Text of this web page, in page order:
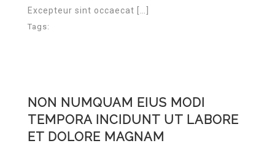
Excepteur sint occaecat […]
Tags:
NON NUMQUAM EIUS MODI
TEMPORA INCIDUNT UT LABORE
ET DOLORE MAGNAM